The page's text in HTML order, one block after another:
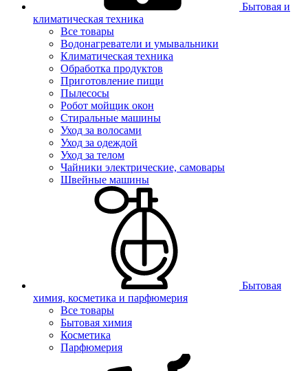
Бытовая и
климатическая техника
Все товары
Водонагреватели и умывальники
Климатическая техника
Обработка продуктов
Приготовление пищи
Пылесосы
Робот мойщик окон
Стиральные машины
Уход за волосами
Уход за одеждой
Уход за телом
Чайники электрические, самовары
Швейные машины
Бытовая
химия, косметика и парфюмерия
Все товары
Бытовая химия
Косметика
Парфюмерия